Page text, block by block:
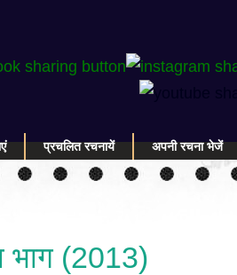
प्रचलित रचनायें अपनी रचना भेजें
भाग (2013)